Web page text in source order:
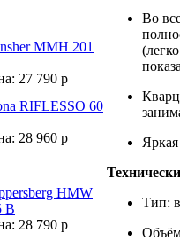
MMH 201
27 790 р
RIFLESSO 60
28 960 р
HMW
B
28 790 р
Во
Тип: